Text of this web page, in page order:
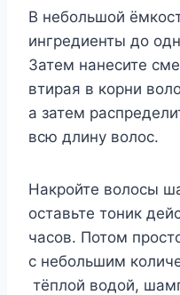
В небольшой
ингредиенты до
Затем нанесите
втирая в корни
а затем
всю длину волос.
Накройте волосы
оставьте тоник
часов. Потом
с небольшим
тёплой водой,